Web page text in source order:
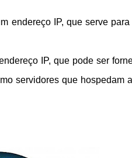
endereço IP, que serve
IP, que pode ser
servidores que hospedam